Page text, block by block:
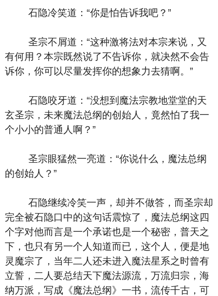
石隐冷笑道：“你是怕告诉我吧？”
圣宗不屑道：“这种激将法对本宗来说，又
有何用？本宗既然说了不告诉你，就决然不会告
诉你，你可以尽量发挥你的想象力去猜啊。”
石隐咬牙道：“没想到魔法宗教地堂堂的天
玄圣宗，未来魔法总纲的创始人，竟然怕了我一
个小小的普通人啊？”
圣宗眼猛然一亮道：“你说什么，魔法总纲
的创始人？”
石隐继续冷笑一声，却并不做答，而圣宗却
完全被石隐口中的这句话震惊了，魔法总纲这四
个字对他而言是一个承诺也是一个秘密，普天之
下，也只有另一个人知道而已，这个人，便是地
灵魔宗了，当年二人还未进入魔法星系之时曾有
立誓，二人要总结天下魔法源流，万流归宗，海
纳万派，写成《魔法总纲》一书，流传千古，可